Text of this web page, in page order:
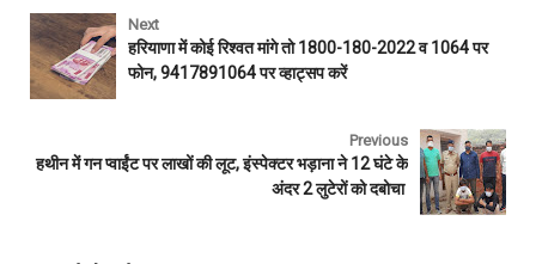
e
b
o
o
k
t
t
e
r
t
s
A
p
l
l
r
e
Next
हरियाणा में कोई रिश्वत मांगे तो 1800-180-2022 व 1064 पर
फोन, 9417891064 पर व्हाट्सप करें
Previous
हथीन में गन प्वाईंट पर लाखों की लूट, इंस्पेक्टर भड़ाना ने 12 घंटे के
अंदर 2 लुटेरों को दबोचा